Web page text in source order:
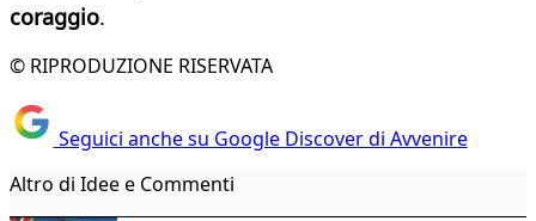
coraggio.
© RIPRODUZIONE RISERVATA
Seguici anche su Google Discover di Avvenire
Altro di Idee e Commenti